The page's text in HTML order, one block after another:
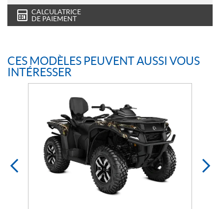
CALCULATRICE
DE PAIEMENT
CES MODÈLES PEUVENT AUSSI VOUS
INTÉRESSER